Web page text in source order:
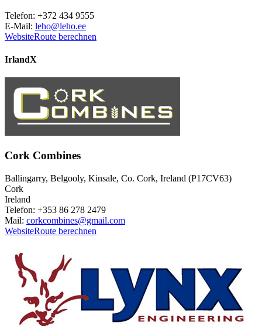
Telefon: +372 434 9555
E-Mail: leho@leho.ee
WebsiteRoute berechnen
IrlandX
Cork Combines
Ballingarry, Belgooly, Kinsale, Co. Cork, Ireland (P17CV63)
Cork
Ireland
Telefon: +353 86 278 2479
Mail: corkcombines@gmail.com
WebsiteRoute berechnen